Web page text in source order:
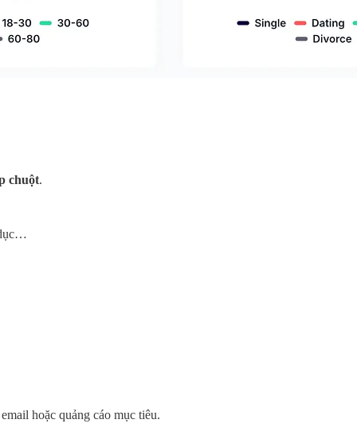
chuột.
hoặc quảng cáo mục tiêu.